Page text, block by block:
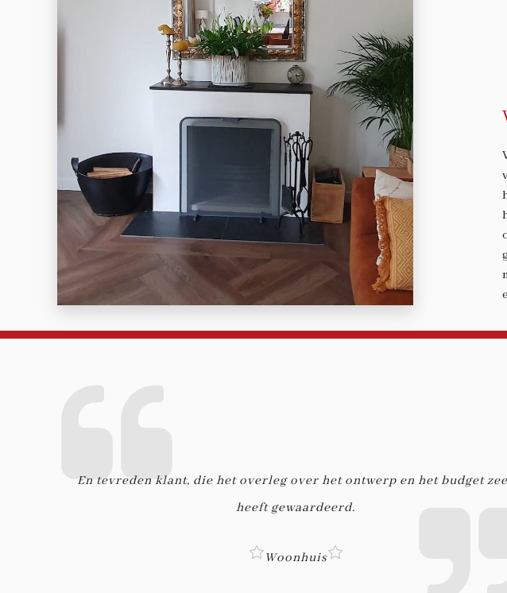
En tevreden klant, die het overleg over het ontwerp en het budget
heeft gewaardeerd.
Woonhuis